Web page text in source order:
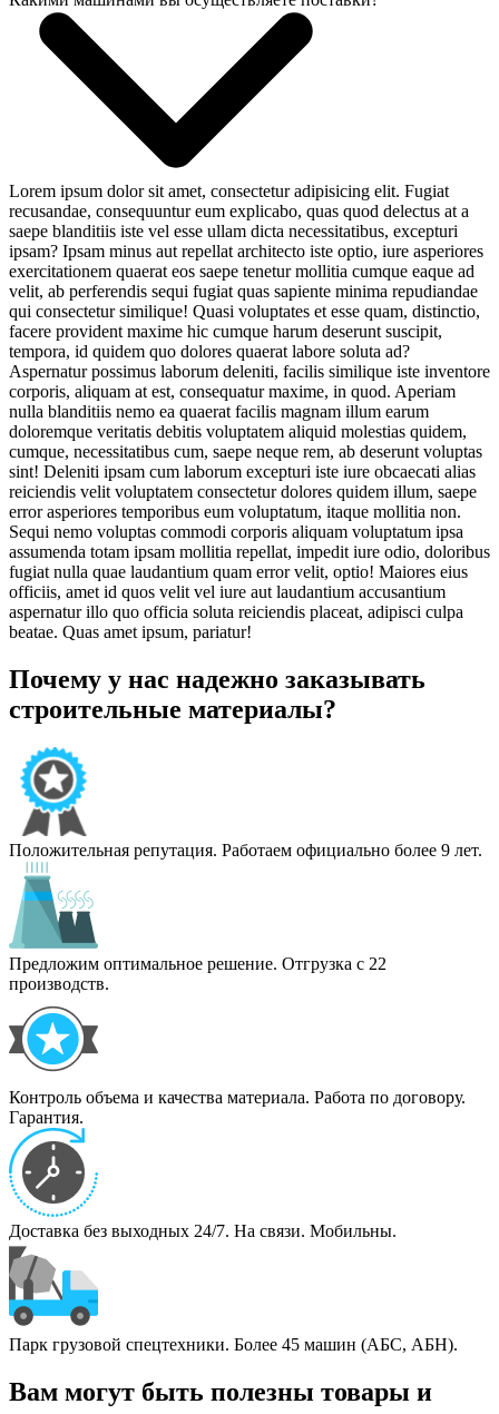
Lorem ipsum dolor sit amet, consectetur adipisicing elit. Fugiat
recusandae, consequuntur eum explicabo, quas quod delectus at a
saepe blanditiis iste vel esse ullam dicta necessitatibus, excepturi
ipsam? Ipsam minus aut repellat architecto iste optio, iure asperiores
exercitationem quaerat eos saepe tenetur mollitia cumque eaque ad
velit, ab perferendis sequi fugiat quas sapiente minima repudiandae
qui consectetur similique! Quasi voluptates et esse quam, distinctio,
facere provident maxime hic cumque harum deserunt suscipit,
tempora, id quidem quo dolores quaerat labore soluta ad?
Aspernatur possimus laborum deleniti, facilis similique iste inventore
corporis, aliquam at est, consequatur maxime, in quod. Aperiam
nulla blanditiis nemo ea quaerat facilis magnam illum earum
doloremque veritatis debitis voluptatem aliquid molestias quidem,
cumque, necessitatibus cum, saepe neque rem, ab deserunt voluptas
sint! Deleniti ipsam cum laborum excepturi iste iure obcaecati alias
reiciendis velit voluptatem consectetur dolores quidem illum, saepe
error asperiores temporibus eum voluptatum, itaque mollitia non.
Sequi nemo voluptas commodi corporis aliquam voluptatum ipsa
assumenda totam ipsam mollitia repellat, impedit iure odio, doloribus
fugiat nulla quae laudantium quam error velit, optio! Maiores eius
officiis, amet id quos velit vel iure aut laudantium accusantium
aspernatur illo quo officia soluta reiciendis placeat, adipisci culpa
beatae. Quas amet ipsum, pariatur!
Почему у нас надежно заказывать
строительные материалы?
Положительная репутация. Работаем официально более 9 лет.
Предложим оптимальное решение. Отгрузка с 22
производств.
Контроль объема и качества материала. Работа по договору.
Гарантия.
Доставка без выходных 24/7. На связи. Мобильны.
Парк грузовой спецтехники. Более 45 машин (АБС, АБН).
Вам могут быть полезны товары и